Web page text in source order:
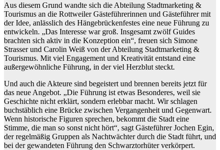
Aus diesem Grund wandte sich die Abteilung Stadtmarketing &
Tourismus an die Rottweiler Gästeführerinnen und Gästeführer mit
der Idee, anlässlich des Hängebrückenfestes eine neue Führung zu
entwickeln. „Das Interesse war groß. Insgesamt zwölf Guides
brachten sich aktiv in die Konzeption ein“, freuen sich Simone
Strasser und Carolin Weiß von der Abteilung Stadtmarketing &
Tourismus. Mit viel Engagement und Kreativität entstand eine
außergewöhnliche Führung, in der viel Herzblut steckt.
Und auch die Akteure sind begeistert und brennen bereits jetzt für
das neue Angebot. „Die Führung ist etwas Besonderes, weil sie
Geschichte nicht erklärt, sondern erlebbar macht. Wir schlagen
buchstäblich eine Brücke zwischen Vergangenheit und Gegenwart.
Wenn historische Figuren sprechen, bekommt die Stadt eine
Stimme, die man so sonst nicht hört“, sagt Gästeführer Jochen Egin,
der regelmäßig Gruppen als Nachtwächter durch die Stadt führt, und
bei der gewandeten Führung den Schwarztorhüter verkörpert.